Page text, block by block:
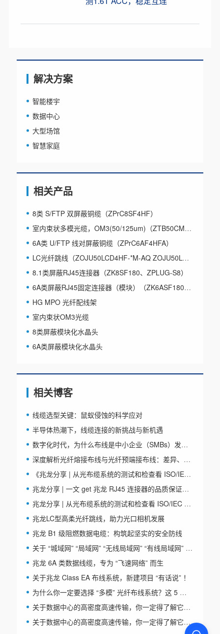
解决方案
智能楼宇
数据中心
大型场馆
智慧家庭
相关产品
8类 S/FTP 双屏蔽铜缆（ZPrC8SF4HF）
室内束状多模光缆，OM3(50/125um)（ZTB50CM*X3、ZTB50HF*X3）
6A类 U/FTP 线对屏蔽铜缆（ZPrC6AF4HFA）
LC光纤跳线（ZOJU50LCD4HF-*M-AQ ZOJU50LCD5HF-*M-AQ）
8.1类屏蔽RJ45连接器（ZK8SF180、ZPLUG-S8）
6A类屏蔽RJ45固定连接器（模块）（ZK6ASF180DA）
HG MPO 光纤配线架
室内束状OM3光缆
8类屏蔽模块化水晶头
6A类屏蔽模块化水晶头
相关博客
线缆选型关键：鼠蚁侵蚀的科学应对
半导体热潮下，线缆连接的新挑战与新机遇
数字化时代，为什么布线是中小企业（SMBs）发展的隐形引擎？
深度解析光纤熔接布线与光纤预端接布线：差异、特点与应用全知晓
《兆龙分享 | 从光布缆系统的测试和检查看 ISO/IEC 14763-3:2024 标准更新（下）》
兆龙分享 | 一文 get 兆龙 RJ45 连接器的品质保证之一——“镀层厚度试验”
兆龙分享 | 从光布缆系统的测试和检查看 ISO/IEC 14763-3:2024 标准更新（上）
兆龙LC型高柔光纤跳线，助力光口相机发展
兆龙 B1 级阻燃数据电缆：构筑起坚实的安全防线
关于 “城域网” “局域网” “无线局域网” “有线局域网” 和 “虚拟局域网”， 本文为你总结全了！
兆龙 6A 类数据线缆，专为 “飞速网络” 而生
关于兆龙 Class EA 布线系统，新建项目 “有话说” ！
为什么你一定要选择 “多模” 光纤布线系统？这 5 个优势，你一定要知道！
关于数据中心的高密度高速传输，你一定得了解它—— “多模光纤系统” 科普文系列 VOL.1
关于数据中心的高密度高速传输，你一定得了解它——MPO光纤跳线 VOL.3